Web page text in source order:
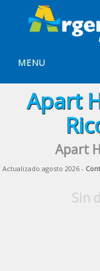
MENU
Apart
Apart
Actualizado agosto 2026 -
Sin